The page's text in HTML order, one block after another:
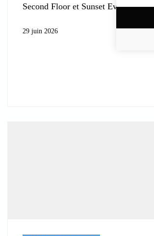
Second Floor et Sunset Events, deux
29 juin 2026